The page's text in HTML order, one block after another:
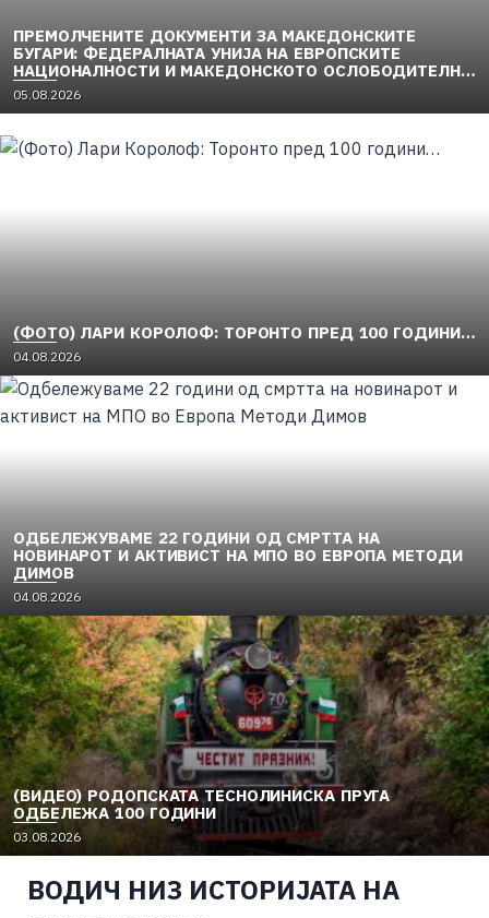
ПРЕМОЛЧЕНИТЕ ДОКУМЕНТИ ЗА МАКЕДОНСКИТЕ
БУГАРИ: ФЕДЕРАЛНАТА УНИЈА НА ЕВРОПСКИТЕ
НАЦИОНАЛНОСТИ И МАКЕДОНСКОТО ОСЛОБОДИТЕЛНО
ДВИЖЕЊЕ (1949–1956) (2)
05.08.2026
(ФОТО) ЛАРИ КОРОЛОФ: ТОРОНТО ПРЕД 100 ГОДИНИ…
04.08.2026
ОДБЕЛЕЖУВАМЕ 22 ГОДИНИ ОД СМРТТА НА
НОВИНАРОТ И АКТИВИСТ НА МПО ВО ЕВРОПА МЕТОДИ
ДИМОВ
04.08.2026
(ВИДЕО) РОДОПСКАТА ТЕСНОЛИНИСКА ПРУГА
ОДБЕЛЕЖА 100 ГОДИНИ
03.08.2026
ВОДИЧ НИЗ ИСТОРИЈАТА НА